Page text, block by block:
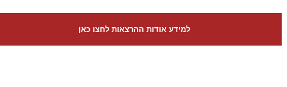
למידע אודות ההרצאות לחצו כאן